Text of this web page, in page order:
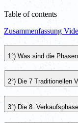
Table of contents
Zusammenfassung
1°) Was sind die
2°) Die 7 Traditionellen
3°) Die 8.